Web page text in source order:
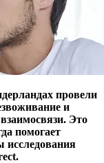
провели
и
Это
помогает
исследования